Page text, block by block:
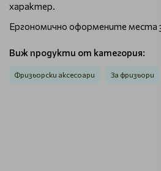
характер.
Ергономично оформените места
Виж продукти от категория:
Фризьорски аксесоари За фризьори